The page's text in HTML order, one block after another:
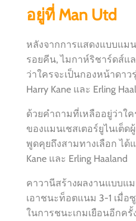
อยู่ที่ Man Utd
หลังจากการแสดงแบบแม
รอยคีน, ไมกาห์ริชาร์ดส์แ
ว่าใครจะเป็นกองหน้าดาว
Harry Kane และ Erling
ด้วยคำถามที่เหลืออยู่ว่าใ
ของแมนเชสเตอร์ยูไนเต็ด
พูดคุยถึงสามทางเลือก ได้แ
Kane และ Erling Haaland
คาวานีสร้างผลงานแบบแ
เอาชนะท็อตแนม 3-1 เมื่อ
ในการชนะเกมเยือนอีกครั้